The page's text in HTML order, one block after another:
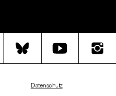
Datenschutz